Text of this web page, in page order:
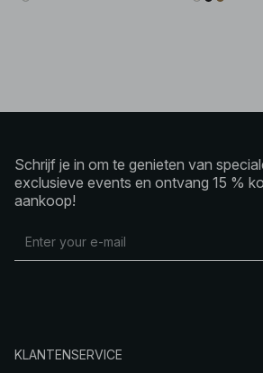
Schrijf je in om te genieten van
exclusieve events en ontvang 15 %
aankoop!
KLANTENSERVICE